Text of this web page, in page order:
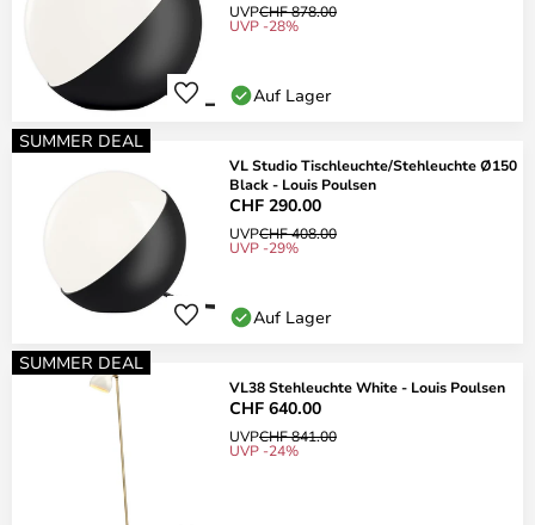
UVPCHF 878.00
UVP -28%
Auf Lager
SUMMER DEAL
VL Studio Tischleuchte/Stehleuchte Ø150
Black - Louis Poulsen
CHF 290.00
UVPCHF 408.00
UVP -29%
Auf Lager
SUMMER DEAL
VL38 Stehleuchte White - Louis Poulsen
CHF 640.00
UVPCHF 841.00
UVP -24%